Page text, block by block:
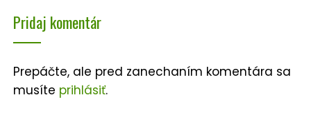
Pridaj komentár
Prepáčte, ale pred zanechaním komentára sa
musíte prihlásiť.